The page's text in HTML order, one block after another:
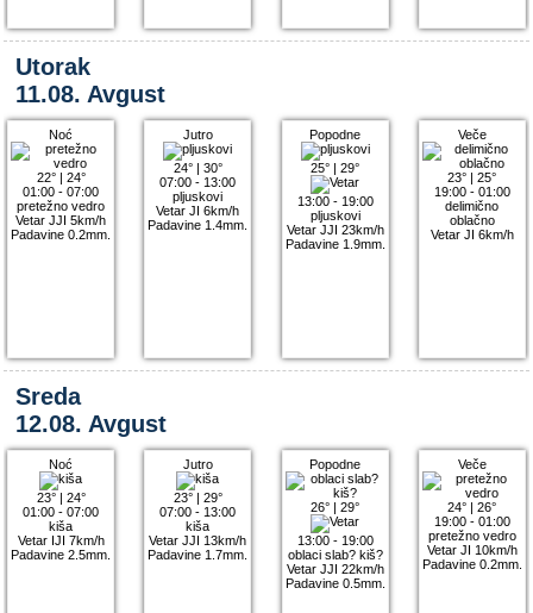
Utorak
11.08. Avgust
Noć
22°| 24°
01:00 - 07:00
pretežno vedro
Vetar JJI 5km/h
Padavine 0.2mm.
Jutro
24°| 30°
07:00 - 13:00
pljuskovi
Vetar JI 6km/h
Padavine 1.4mm.
Popodne
25° |29°
13:00 - 19:00
pljuskovi
Vetar JJI 23km/h
Padavine 1.9mm.
Veče
23° |25°
19:00 - 01:00
delimično
oblačno
Vetar JI 6km/h
Sreda
12.08. Avgust
Noć
23°| 24°
01:00 - 07:00
kiša
Vetar IJI 7km/h
Padavine 2.5mm.
Jutro
23°| 29°
07:00 - 13:00
kiša
Vetar JJI 13km/h
Padavine 1.7mm.
Popodne
26° |29°
13:00 - 19:00
oblaci slab? kiš?
Vetar JJI 22km/h
Padavine 0.5mm.
Veče
24° |26°
19:00 - 01:00
pretežno vedro
Vetar JI 10km/h
Padavine 0.2mm.